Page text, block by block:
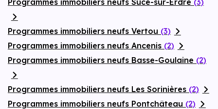
Programmes immobiliers neufs Sucé-sur-Erdre (3)
Programmes immobiliers neufs Vertou (3)
Programmes immobiliers neufs Ancenis (2)
Programmes immobiliers neufs Basse-Goulaine (2)
Programmes immobiliers neufs Les Sorinières (2)
Programmes immobiliers neufs Pontchâteau (2)